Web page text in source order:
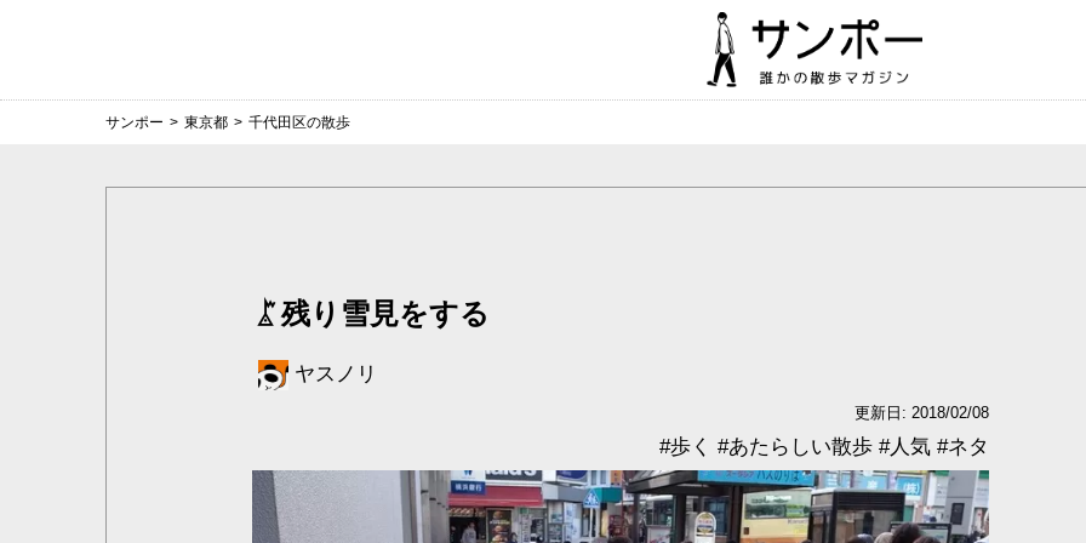
サンポー > 東京都 > 千代田区の散歩
残り雪見をする
ヤスノリ
更新日: 2018/02/08
#ネタ
#人気
#あたらしい散歩
#歩く